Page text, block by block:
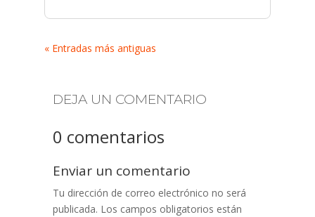
« Entradas más antiguas
DEJA UN COMENTARIO
0 comentarios
Enviar un comentario
Tu dirección de correo electrónico no será
publicada. Los campos obligatorios están